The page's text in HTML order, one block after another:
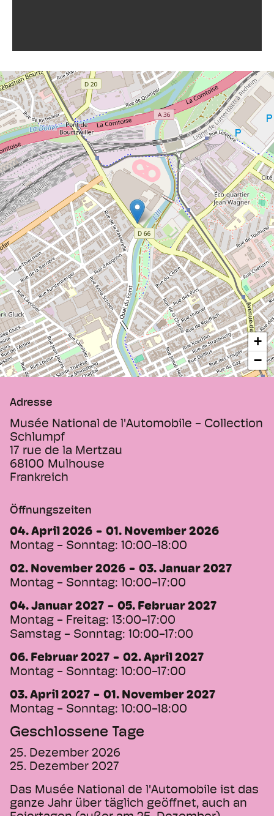
Royale fahren. Auf dem Autodrom des
Museums kann man außerdem legendäre
Autos fahren.
Jedes Jahr werden im Musée National de
l'Automobile neue Sonderausstellungen
und Veranstaltungen angeboten.
+
−
Adresse
Musée National de l'Automobile - Collection
Schlumpf
17 rue de la Mertzau
68100 Mulhouse
Frankreich
Öffnungszeiten
04. April 2026
01. November 2026
Montag - Sonntag: 10:00-18:00
02. November 2026
03. Januar 2027
Montag - Sonntag: 10:00-17:00
04. Januar 2027
05. Februar 2027
Montag - Freitag: 13:00-17:00
Samstag - Sonntag: 10:00-17:00
06. Februar 2027
02. April 2027
Montag - Sonntag: 10:00-17:00
03. April 2027
01. November 2027
Montag - Sonntag: 10:00-18:00
Geschlossene Tage
25. Dezember 2026
25. Dezember 2027
Das Musée National de l'Automobile ist das
ganze Jahr über täglich geöffnet, auch an